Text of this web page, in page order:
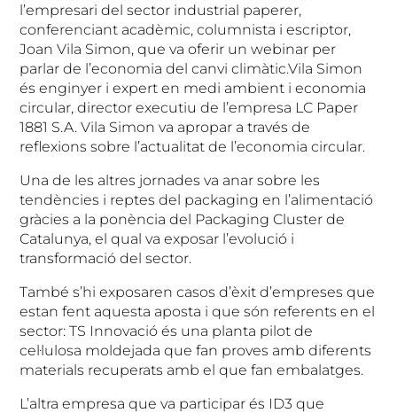
l’empresari del sector industrial paperer,
conferenciant acadèmic, columnista i escriptor,
Joan Vila Simon, que va oferir un webinar per
parlar de l’economia del canvi climàtic.Vila Simon
és enginyer i expert en medi ambient i economia
circular, director executiu de l’empresa LC Paper
1881 S.A. Vila Simon va apropar a través de
reflexions sobre l’actualitat de l’economia circular.
Una de les altres jornades va anar sobre les
tendències i reptes del packaging en l’alimentació
gràcies a la ponència del Packaging Cluster de
Catalunya, el qual va exposar l’evolució i
transformació del sector.
També s’hi exposaren casos d’èxit d’empreses que
estan fent aquesta aposta i que són referents en el
sector: TS Innovació és una planta pilot de
cel·lulosa moldejada que fan proves amb diferents
materials recuperats amb el que fan embalatges.
L’altra empresa que va participar és ID3 que